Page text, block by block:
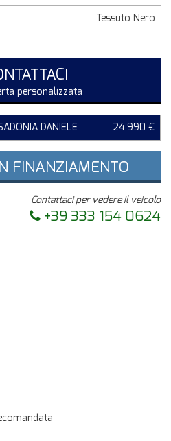
Tessuto Nero
personalizzata
DANIELE 24.990 €
FINANZIAMENTO
Contattaci per vedere il veicolo
+39 333 154 0624